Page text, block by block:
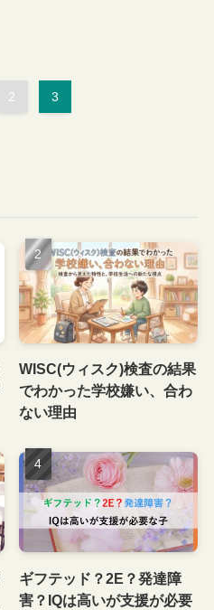
2 3
WISC(ウィスク)検査の結果
でわかった学校嫌い、合わ
ない理由
ギフテッド？2E？発達障
害？IQは高いが支援が必要